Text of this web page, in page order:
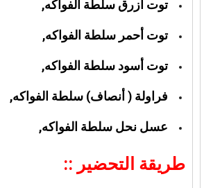
توت أزرق سلطة الفواكه,
توت أحمر سلطة الفواكه,
توت أسود سلطة الفواكه,
فراولة ( أنصاف) سلطة الفواكه,
عسل نحل سلطة الفواكه,
طريقة التحضير ::